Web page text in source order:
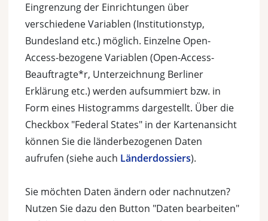
Eingrenzung der Einrichtungen über
verschiedene Variablen (Institutionstyp,
Bundesland etc.) möglich. Einzelne Open-
Access-bezogene Variablen (Open-Access-
Beauftragte*r, Unterzeichnung Berliner
Erklärung etc.) werden aufsummiert bzw. in
Form eines Histogramms dargestellt. Über die
Checkbox "Federal States" in der Kartenansicht
können Sie die länderbezogenen Daten
aufrufen (siehe auch Länderdossiers).
Sie möchten Daten ändern oder nachnutzen?
Nutzen Sie dazu den Button "Daten bearbeiten"